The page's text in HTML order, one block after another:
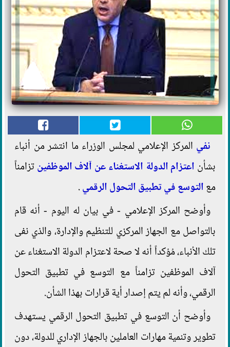
نفي المركز الإعلامي لمجلس الوزراء ما انتشر من أنباء
بشأن اعتزام الدولة الاستغناء عن آلاف الموظفينتزامناً
معالتوسع في تطبيق التحول الرقمي.
وأوضح المركز الإعلامي - في بيان له اليوم - أنه قام
بالتواصل مع الجهاز المركزي للتنظيم والإدارة، والذي نفى
تلك الأنباء، مُؤكداً أنه لا صحة لاعتزام الدولة الاستغناء عن
آلاف الموظفين تزامناً مع التوسع في تطبيق التحول
الرقمي، وأنه لم يتم إصدار أية قرارات بهذا الشأن.
وأوضح أن التوسع في تطبيق التحول الرقمي يستهدف
تطوير وتنمية مهارات العاملين بالجهاز الإداري للدولة، دون